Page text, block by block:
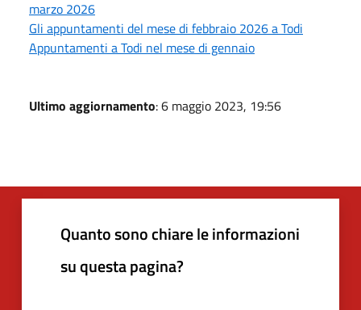
marzo 2026
Gli appuntamenti del mese di febbraio 2026 a Todi
Appuntamenti a Todi nel mese di gennaio
Ultimo aggiornamento: 6 maggio 2023, 19:56
Quanto sono chiare le informazioni
su questa pagina?